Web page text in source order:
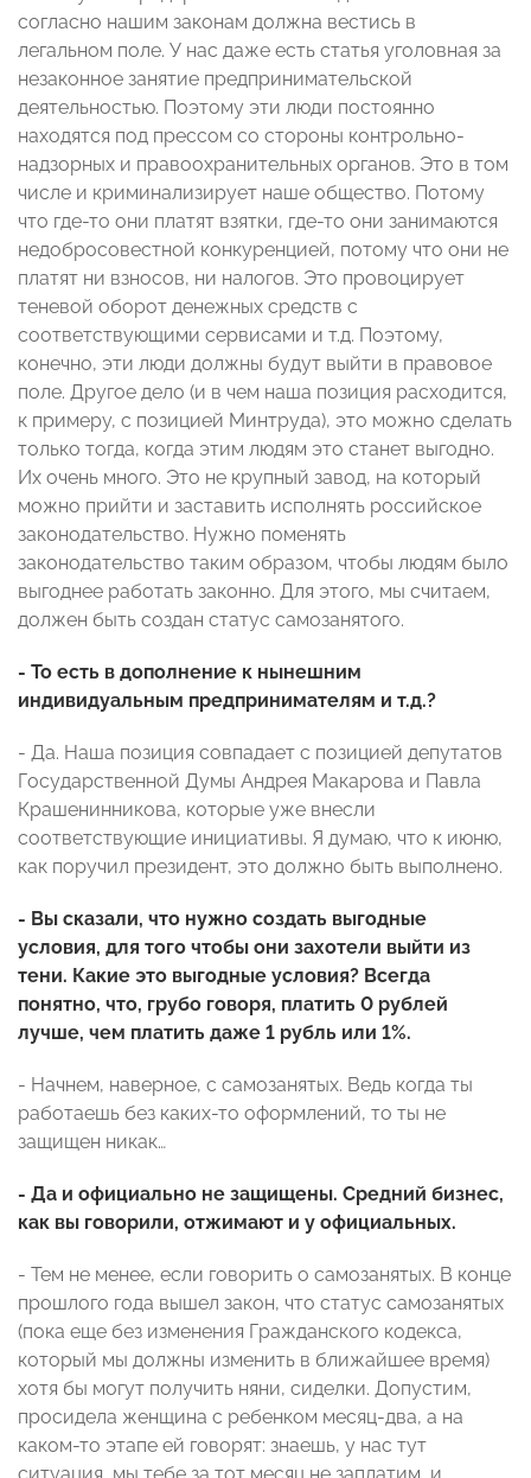
согласно нашим законам должна вестись в
легальном поле. У нас даже есть статья уголовная за
незаконное занятие предпринимательской
деятельностью. Поэтому эти люди постоянно
находятся под прессом со стороны контрольно-
надзорных и правоохранительных органов. Это в том
числе и криминализирует наше общество. Потому
что где-то они платят взятки, где-то они занимаются
недобросовестной конкуренцией, потому что они не
платят ни взносов, ни налогов. Это провоцирует
теневой оборот денежных средств с
соответствующими сервисами и т.д. Поэтому,
конечно, эти люди должны будут выйти в правовое
поле. Другое дело (и в чем наша позиция расходится,
к примеру, с позицией Минтруда), это можно сделать
только тогда, когда этим людям это станет выгодно.
Их очень много. Это не крупный завод, на который
можно прийти и заставить исполнять российское
законодательство. Нужно поменять
законодательство таким образом, чтобы людям было
выгоднее работать законно. Для этого, мы считаем,
должен быть создан статус самозанятого.
- То есть в дополнение к нынешним
индивидуальным предпринимателям и т.д.?
- Да. Наша позиция совпадает с позицией депутатов
Государственной Думы Андрея Макарова и Павла
Крашенинникова, которые уже внесли
соответствующие инициативы. Я думаю, что к июню,
как поручил президент, это должно быть выполнено.
- Вы сказали, что нужно создать выгодные
условия, для того чтобы они захотели выйти из
тени. Какие это выгодные условия? Всегда
понятно, что, грубо говоря, платить 0 рублей
лучше, чем платить даже 1 рубль или 1%.
- Начнем, наверное, с самозанятых. Ведь когда ты
работаешь без каких-то оформлений, то ты не
защищен никак…
- Да и официально не защищены. Средний бизнес,
как вы говорили, отжимают и у официальных.
- Тем не менее, если говорить о самозанятых. В конце
прошлого года вышел закон, что статус самозанятых
(пока еще без изменения Гражданского кодекса,
который мы должны изменить в ближайшее время)
хотя бы могут получить няни, сиделки. Допустим,
просидела женщина с ребенком месяц-два, а на
каком-то этапе ей говорят: знаешь, у нас тут